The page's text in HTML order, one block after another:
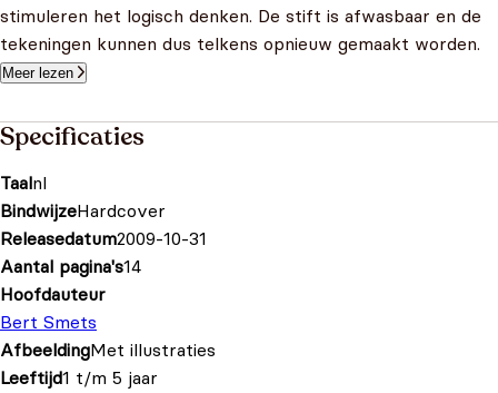
stimuleren het logisch denken. De stift is afwasbaar en de
tekeningen kunnen dus telkens opnieuw gemaakt worden.
Meer lezen
Specificaties
Taalnl
BindwijzeHardcover
Releasedatum2009-10-31
Aantal pagina's14
Hoofdauteur
Bert Smets
AfbeeldingMet illustraties
Leeftijd1 t/m 5 jaar